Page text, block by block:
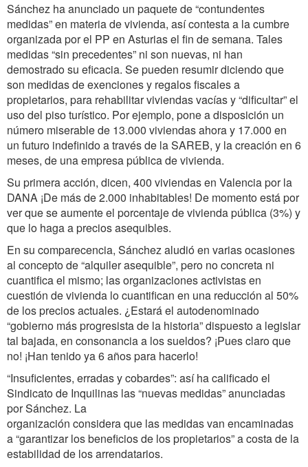
Sánchez ha anunciado un paquete de “contundentes
medidas” en materia de vivienda, así contesta a la cumbre
organizada por el PP en Asturias el fin de semana. Tales
medidas “sin precedentes” ni son nuevas, ni han
demostrado su eficacia. Se pueden resumir diciendo que
son medidas de exenciones y regalos fiscales a
propietarios, para rehabilitar viviendas vacías y “dificultar” el
uso del piso turístico. Por ejemplo, pone a disposición un
número miserable de 13.000 viviendas ahora y 17.000 en
un futuro indefinido a través de la SAREB, y la creación en 6
meses, de una empresa pública de vivienda.
Su primera acción, dicen, 400 viviendas en Valencia por la
DANA ¡De más de 2.000 inhabitables! De momento está por
ver que se aumente el porcentaje de vivienda pública (3%) y
que lo haga a precios asequibles.
En su comparecencia, Sánchez aludió en varias ocasiones
al concepto de “alquiler asequible”, pero no concreta ni
cuantifica el mismo; las organizaciones activistas en
cuestión de vivienda lo cuantifican en una reducción al 50%
de los precios actuales. ¿Estará el autodenominado
“gobierno más progresista de la historia” dispuesto a legislar
tal bajada, en consonancia a los sueldos? ¡Pues claro que
no! ¡Han tenido ya 6 años para hacerlo!
“Insuficientes, erradas y cobardes”: así ha calificado el
Sindicato de Inquilinas las “nuevas medidas” anunciadas
por Sánchez. La
organización considera que las medidas van encaminadas
a “garantizar los beneficios de los propietarios” a costa de la
estabilidad de los arrendatarios.